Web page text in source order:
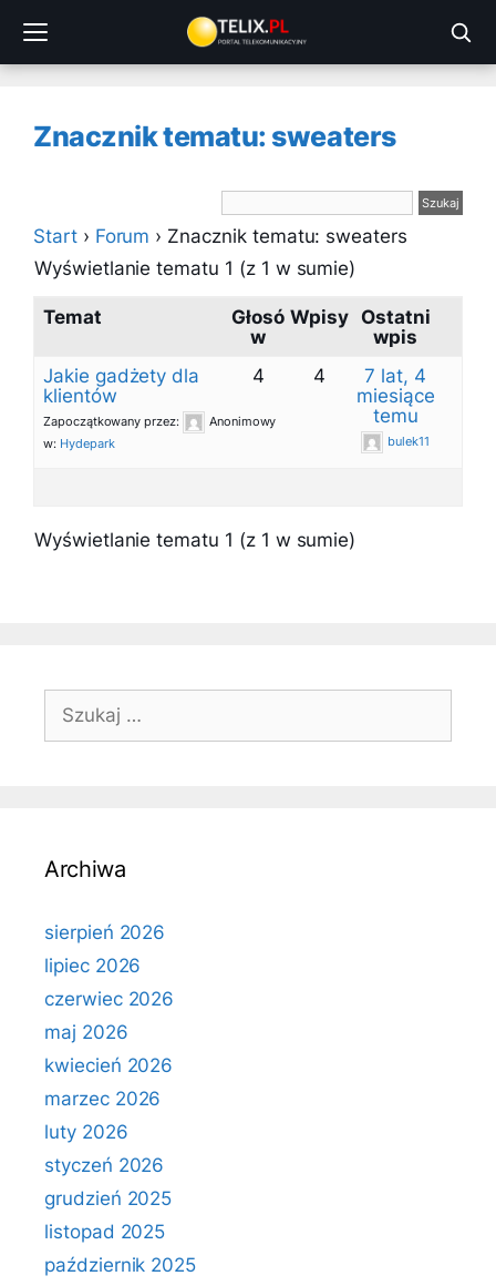
treści
Znacznik tematu: sweaters
Start › Forum › Znacznik tematu: sweaters
Wyświetlanie tematu 1 (z 1 w sumie)
Temat
Głosó
w
Wpisy Ostatni
wpis
Jakie gadżety dla
klientów
Zapoczątkowany przez:
Anonimowy
w: Hydepark
4 4
7 lat, 4
miesiące
temu
bulek11
Wyświetlanie tematu 1 (z 1 w sumie)
Szukaj:
Archiwa
sierpień 2026
lipiec 2026
czerwiec 2026
maj 2026
kwiecień 2026
marzec 2026
luty 2026
styczeń 2026
grudzień 2025
listopad 2025
październik 2025